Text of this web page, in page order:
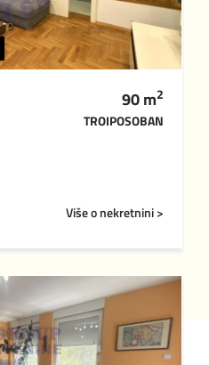
90m2
TROIPOSOBAN
Više o nekretnini >